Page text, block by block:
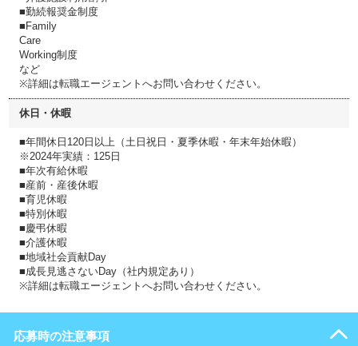
■勤続報奨金制度
■Family
Care
Working制度
など
※詳細は転職エージェントへお問い合わせください。
休日・休暇
■年間休日120日以上（土日祝日・夏季休暇・年末年始休暇）
※2024年実績：125日
■年次有給休暇
■産前・産後休暇
■育児休暇
■特別休暇
■慶弔休暇
■介護休暇
■地域社会貢献Day
■成長見逃さないDay（社内規定あり）
※詳細は転職エージェントへお問い合わせください。
応募時の注意事項